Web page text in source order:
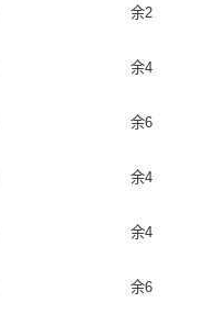
余2
余4
余6
余4
余4
余6